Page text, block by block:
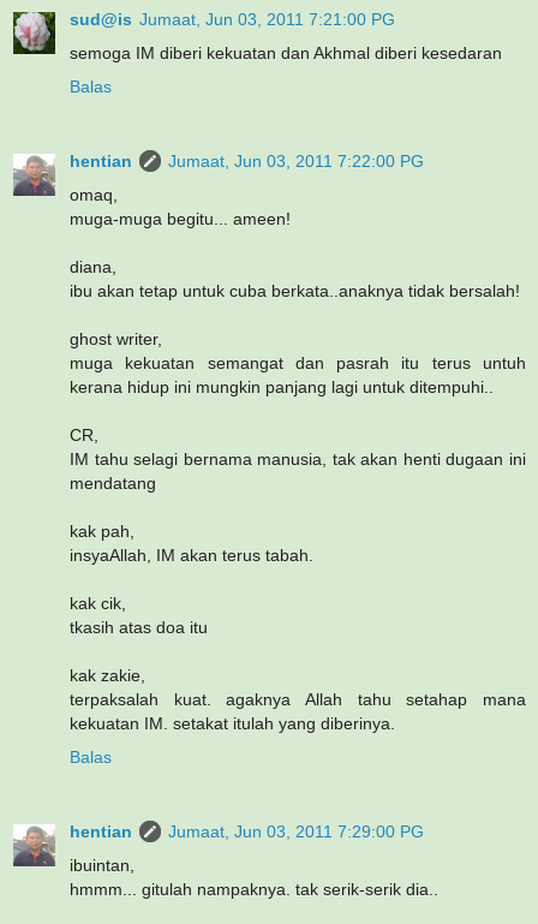
sud@is Jumaat, Jun 03, 2011 7:21:00 PG
semoga IM diberi kekuatan dan Akhmal diberi kesedaran
Balas
hentian
Jumaat, Jun 03, 2011 7:22:00 PG
omaq,
muga-muga begitu... ameen!
diana,
ibu akan tetap untuk cuba berkata..anaknya tidak bersalah!
ghost writer,
muga kekuatan semangat dan pasrah itu terus untuh
kerana hidup ini mungkin panjang lagi untuk ditempuhi..
CR,
IM tahu selagi bernama manusia, tak akan henti dugaan ini
mendatang
kak pah,
insyaAllah, IM akan terus tabah.
kak cik,
tkasih atas doa itu
kak zakie,
terpaksalah kuat. agaknya Allah tahu setahap mana
kekuatan IM. setakat itulah yang diberinya.
Balas
hentian
Jumaat, Jun 03, 2011 7:29:00 PG
ibuintan,
hmmm... gitulah nampaknya. tak serik-serik dia..